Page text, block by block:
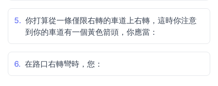
5. 你打算從一條僅限右轉的車道上右轉，這時你注意
到你的車道有一個黃色箭頭，你應當：
6. 在路口右轉彎時，您：